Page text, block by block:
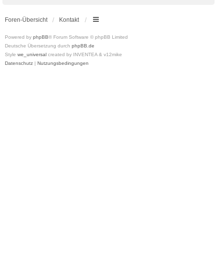
Foren-Übersicht Kontakt
Powered by phpBB® Forum Software © phpBB Limited
Deutsche Übersetzung durch phpBB.de
Style we_universal created by INVENTEA & v12mike
Datenschutz | Nutzungsbedingungen